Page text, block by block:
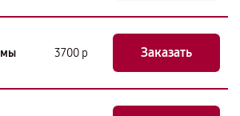
3700 р Заказать